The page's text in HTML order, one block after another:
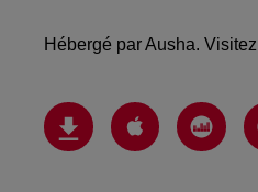
Hébergé par Ausha. Visitez